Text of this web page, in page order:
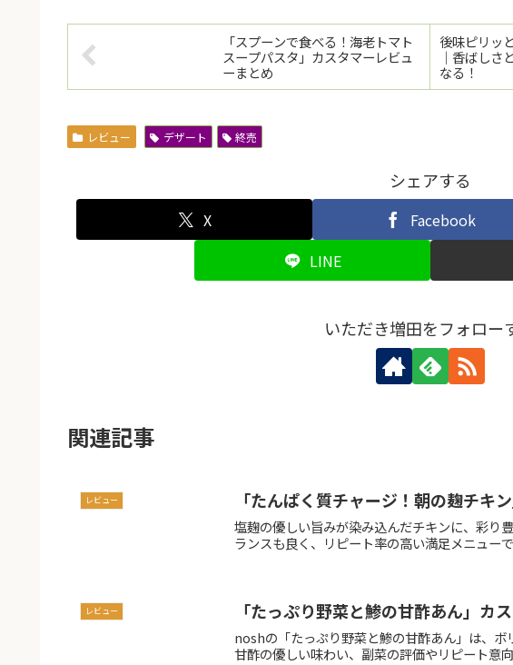
「スプーンで食べる！海老トマト
スープパスタ」カスタマーレビュ
ーまとめ
後味ピリッ
｜香ばしさ
なる！
レビュー デザート 終売
シェアする
X Facebook
LINE
いただき増田をフォロー
関連記事
レビュー 「たんぱく質チャージ！朝の麹チキ
塩麹の優しい旨みが染み込んだチキンに、彩り
ランスも良く、リピート率の高い満足メニューで
レビュー 「たっぷり野菜と鯵の甘酢あん」カ
noshの「たっぷり野菜と鯵の甘酢あん」は、ボ
甘酢の優しい味わい、副菜の評価やリピート意